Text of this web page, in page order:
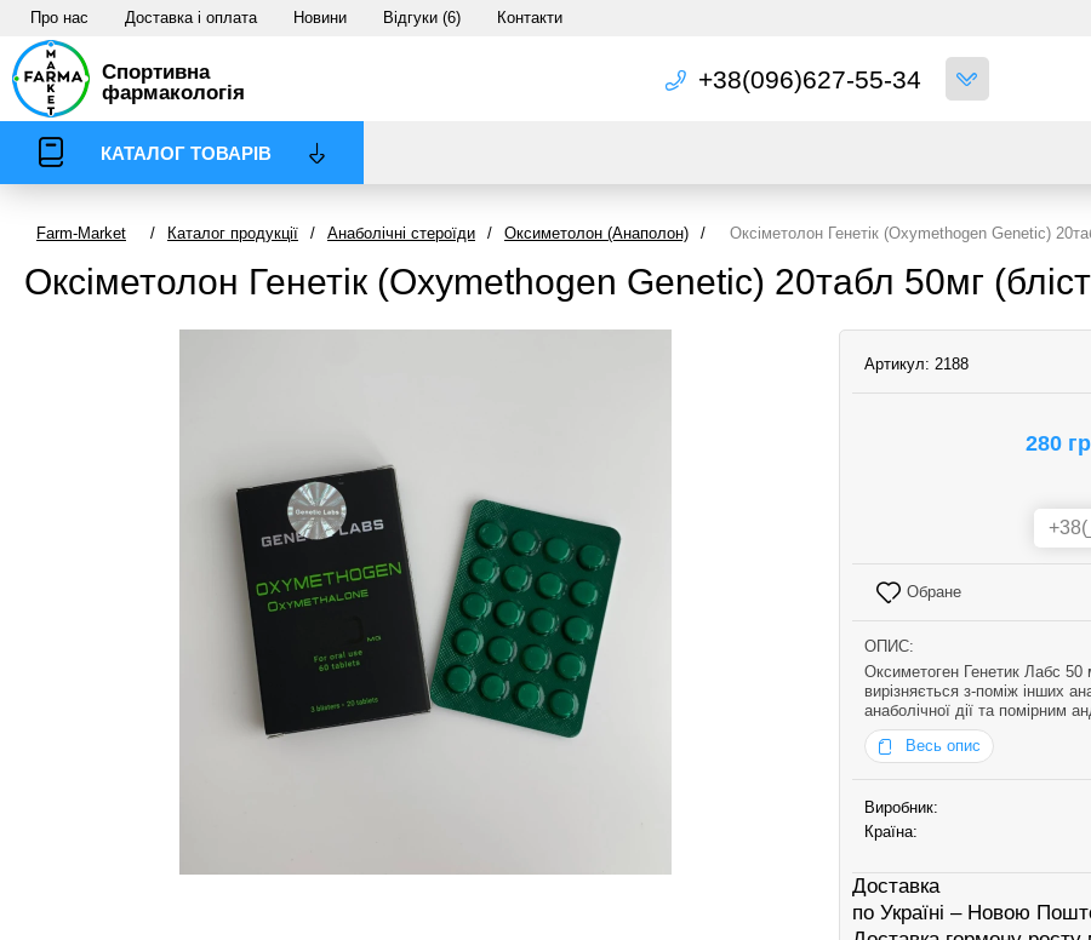
Про нас Доставка і оплата Новини Відгуки (6) Контакти
Спортивна
фармакологія
+38(096)627-55-34
КАТАЛОГ ТОВАРІВ
Farm-Market
/ Каталог продукції / Анаболічні стероїди / Оксиметолон (Анаполон) / Оксіметолон Генетік (Oxymethogen Genetic)
Оксіметолон Генетік (Oxymethogen Genetic) 20табл 50мг
Артикул: 2188
280
Обране
ОПИС:
Оксиметоген Генетик Лабс
вирізняється з-поміж інших
анаболічної дії та помірним
потужністю, а й відносною
Весь опис
Виробник:
Країна:
Доставка
по Україні – Новою